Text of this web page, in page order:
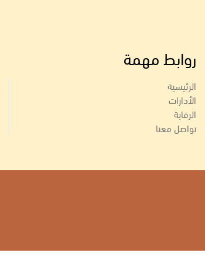
روابط مهمة
الرئيسية
الأدارات
الرقابة
تواصل معنا